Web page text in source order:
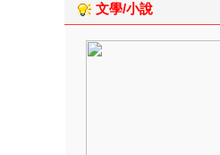
文學/小說